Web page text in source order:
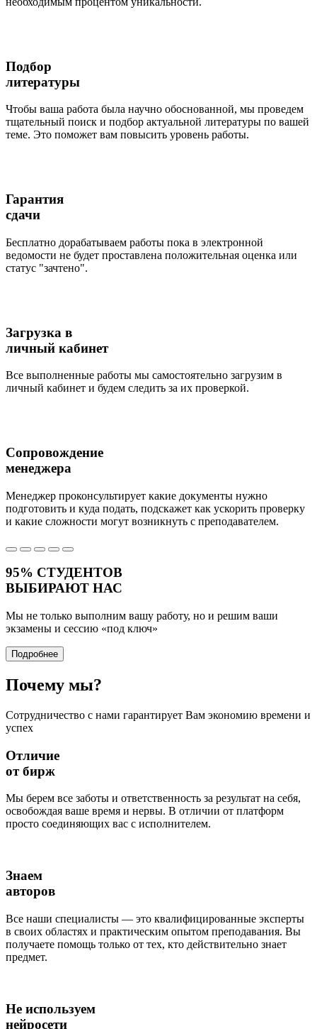
Подбор
литературы
Чтобы ваша работа была научно обоснованной, мы проведем
тщательный поиск и подбор актуальной литературы по вашей
теме. Это поможет вам повысить уровень работы.
Гарантия
сдачи
Бесплатно дорабатываем работы пока в электронной
ведомости не будет проставлена положительная оценка или
статус "зачтено".
Загрузка в
личный кабинет
Все выполненные работы мы самостоятельно загрузим в
личный кабинет и будем следить за их проверкой.
Сопровождение
менеджера
Менеджер проконсультирует какие документы нужно
подготовить и куда подать, подскажет как ускорить проверку
и какие сложности могут возникнуть с преподавателем.
95% СТУДЕНТОВ
ВЫБИРАЮТ НАС
Мы не только выполним вашу работу, но и решим ваши
экзамены и сессию «под ключ»
Подробнее
Почему мы?
Сотрудничество с нами гарантирует Вам экономию времени и
успех
Отличие
от бирж
Мы берем все заботы и ответственность за результат на себя,
освобождая ваше время и нервы. В отличии от платформ
просто соединяющих вас с исполнителем.
Знаем
авторов
Все наши специалисты — это квалифицированные эксперты
в своих областях и практическим опытом преподавания. Вы
получаете помощь только от тех, кто действительно знает
предмет.
Не используем
нейросети